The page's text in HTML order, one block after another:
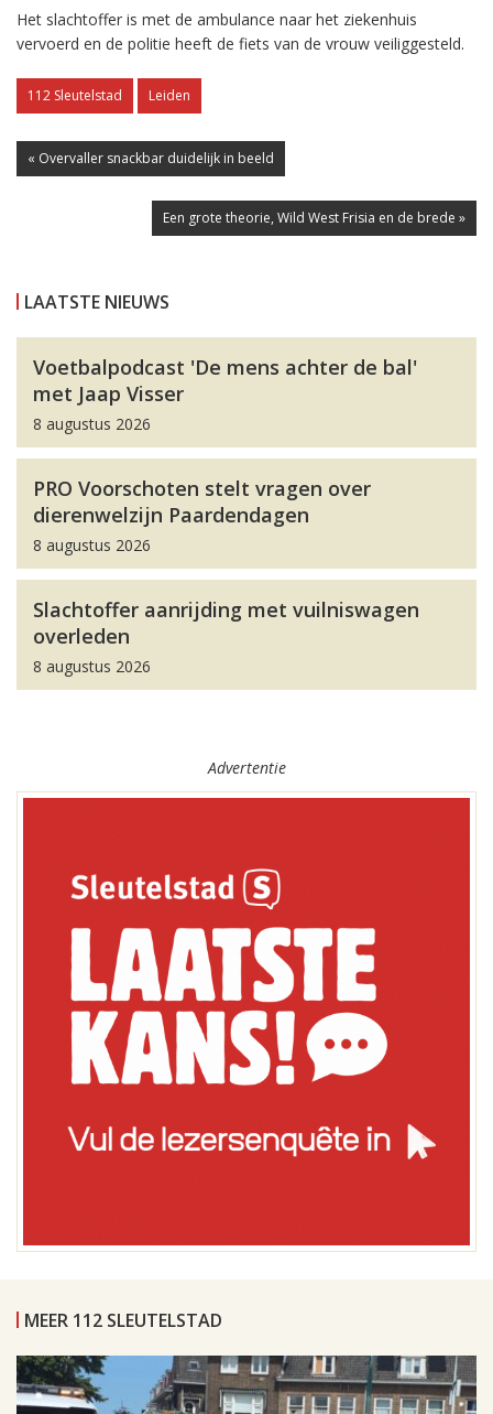
Het slachtoffer is met de ambulance naar het ziekenhuis
vervoerd en de politie heeft de fiets van de vrouw veiliggesteld.
112 Sleutelstad Leiden
« Overvaller snackbar duidelijk in beeld
Een grote theorie, Wild West Frisia en de brede »
LAATSTE NIEUWS
Voetbalpodcast 'De mens achter de bal'
met Jaap Visser
8 augustus 2026
PRO Voorschoten stelt vragen over
dierenwelzijn Paardendagen
8 augustus 2026
Slachtoffer aanrijding met vuilniswagen
overleden
8 augustus 2026
Advertentie
MEER 112 SLEUTELSTAD